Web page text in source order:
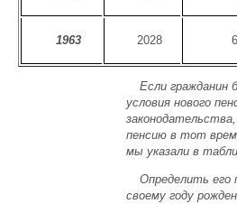
1963 2028
Если гражданин
условия нового
пенсию в тот
мы указали в
Определить его
своему году